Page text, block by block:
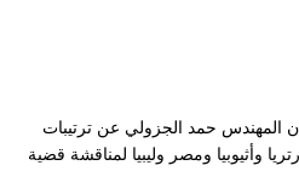
المهندس حمد الجزولي عن ترتيبات
وأثيوبيا ومصر وليبيا لمناقشة قضية